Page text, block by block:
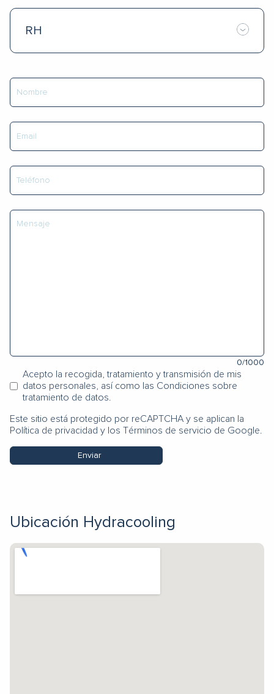
RH
0/1000
Acepto la recogida, tratamiento y transmisión de mis
datos personales, así como las Condiciones sobre
tratamiento de datos.
Este sitio está protegido por reCAPTCHA y se aplican la
Política de privacidad y los Términos de servicio de Google.
Enviar
Ubicación Hydracooling